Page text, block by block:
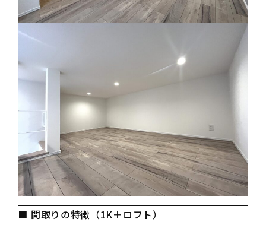
■ 間取りの特徴（1K＋ロフト）